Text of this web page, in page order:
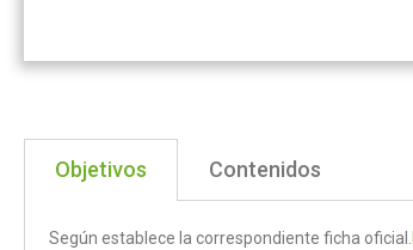
Objetivos Contenidos
Según establece la correspondiente ficha oficial.